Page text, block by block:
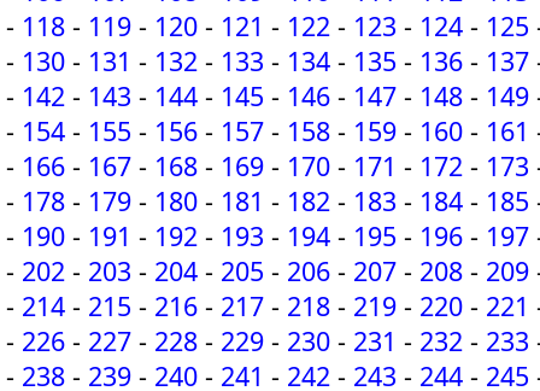
- 118 - 119 - 120 - 121 - 122 - 123 - 124 - 125
- 130 - 131 - 132 - 133 - 134 - 135 - 136 - 137
- 142 - 143 - 144 - 145 - 146 - 147 - 148 - 149
- 154 - 155 - 156 - 157 - 158 - 159 - 160 - 161
- 166 - 167 - 168 - 169 - 170 - 171 - 172 - 173
- 178 - 179 - 180 - 181 - 182 - 183 - 184 - 185
- 190 - 191 - 192 - 193 - 194 - 195 - 196 - 197
- 202 - 203 - 204 - 205 - 206 - 207 - 208 - 209
- 214 - 215 - 216 - 217 - 218 - 219 - 220 - 221
- 226 - 227 - 228 - 229 - 230 - 231 - 232 - 233
- 238 - 239 - 240 - 241 - 242 - 243 - 244 - 245